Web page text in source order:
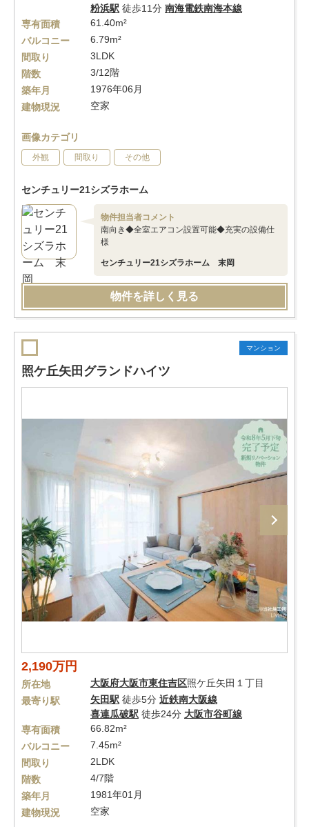
粉浜駅 徒歩11分 南海電鉄南海本線
専有面積
61.40m²
バルコニー
6.79m²
間取り
3LDK
階数
3/12階
築年月
1976年06月
建物現況
空家
画像カテゴリ
外観 間取り その他
センチュリー21シズラホーム
物件担当者コメント
南向き◆全室エアコン設置可能◆充実の設備仕
様
センチュリー21シズラホーム 末岡
物件を詳しく見る
マンション
照ケ丘矢田グランドハイツ
2,190万円
所在地 大阪府大阪市東住吉区照ケ丘矢田１丁目
最寄り駅
矢田駅 徒歩5分 近鉄南大阪線
喜連瓜破駅 徒歩24分 大阪市谷町線
専有面積
66.82m²
バルコニー
7.45m²
間取り
2LDK
階数
4/7階
築年月
1981年01月
建物現況
空家